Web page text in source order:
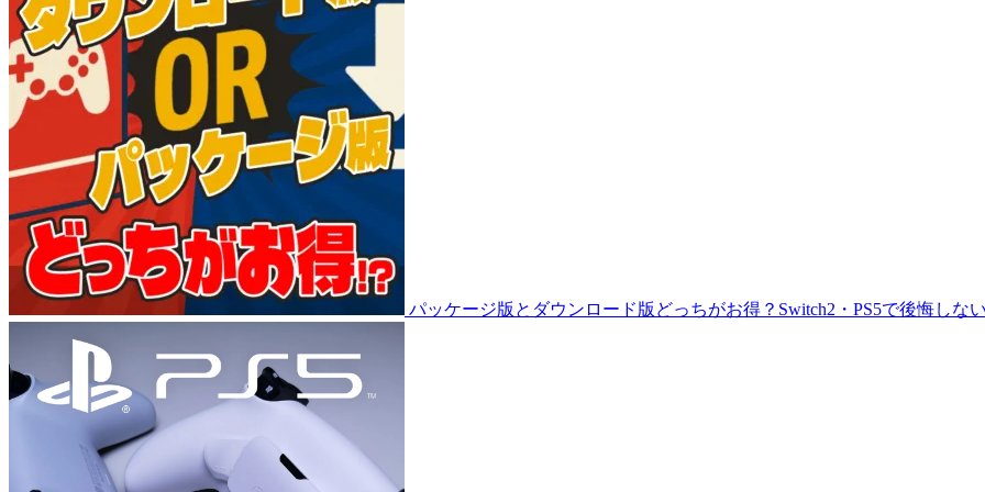
パッケージ版とダウンロード版どっちがお得？Switch2・PS5で後悔しな